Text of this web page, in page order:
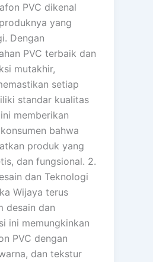
PVC dikenal
yang
Dengan
PVC terbaik dan
mutakhir,
setiap
standar kualitas
memberikan
bahwa
produk yang
dan fungsional. 2.
dan Teknologi
Wijaya terus
desain dan
ini memungkinkan
PVC dengan
dan tekstur